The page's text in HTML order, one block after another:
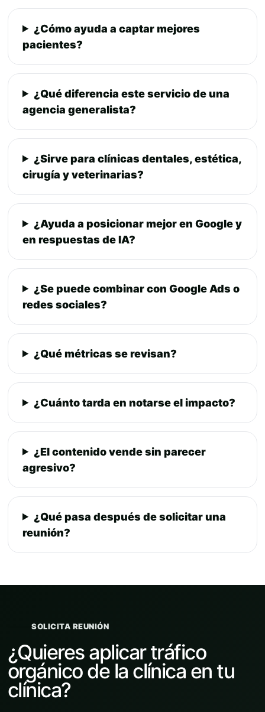
¿Cómo ayuda a captar mejores
pacientes?
¿Qué diferencia este servicio de una
agencia generalista?
¿Sirve para clínicas dentales, estética,
cirugía y veterinarias?
¿Ayuda a posicionar mejor en Google y
en respuestas de IA?
¿Se puede combinar con Google Ads o
redes sociales?
¿Qué métricas se revisan?
¿Cuánto tarda en notarse el impacto?
¿El contenido vende sin parecer
agresivo?
¿Qué pasa después de solicitar una
reunión?
SOLICITA REUNIÓN
¿Quieres aplicar tráfico
orgánico de la clínica en tu
clínica?